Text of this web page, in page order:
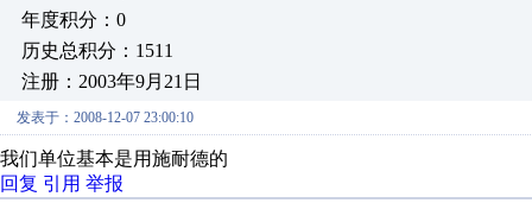
年度积分：0
历史总积分：1511
注册：2003年9月21日
发表于：2008-12-07 23:00:10
我们单位基本是用施耐德的
回复 引用 举报